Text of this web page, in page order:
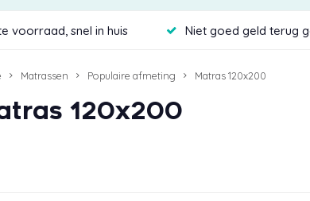
voorraad, snel in huis Niet goed geld terug
Matrassen Populaire afmeting Matras 120x200
120x200